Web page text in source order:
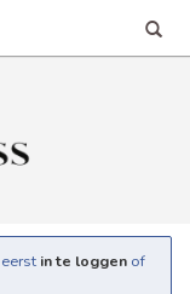
in te loggen of